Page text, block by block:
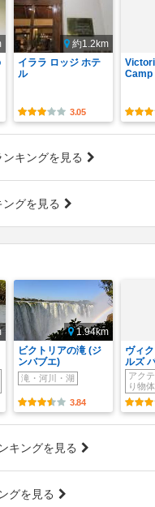
約1.2km
イララ ロッジ ホテ
ル
3.05
Camp
キングを見る
グを見る
1.94km
ビクトリアの滝 (ジ
ンバブエ)
滝・河川・湖
3.84
ヴィ
ルズ
アク
り物
キングを見る
グを見る